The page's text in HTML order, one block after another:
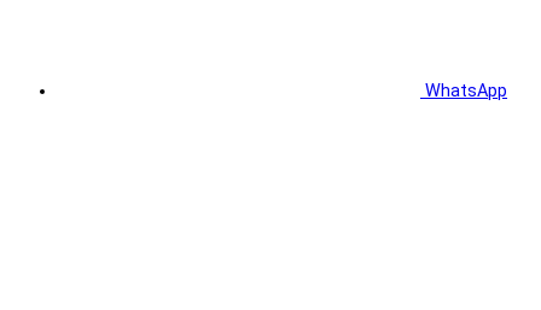
WhatsApp